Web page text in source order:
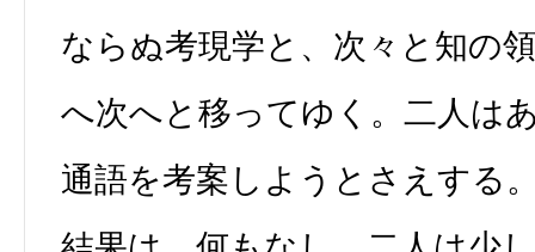
ならぬ考現学と、次々と知の
へ次へと移ってゆく。二人は
通語を考案しようとさえする